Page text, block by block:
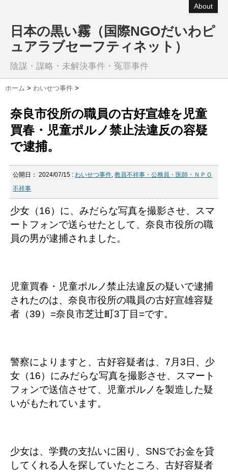
About
日本の黒い霧（国際NGOだいわピ
ュアラブセーフティネット）
陰謀・謀略・未解決事件・冤罪事件
ホーム > わいせつ事件 >
奈良市役所の職員の古好宣雄を児童
買春・児童ポルノ禁止法違反の容疑
で逮捕。
公開日： 2024/07/15 : わいせつ事件, 教員不祥事・公務員・医師・ＮＰＯ
不祥事
少女（16）に、みだらな写真を撮影させ、スマ
ートフォンで送らせたとして、奈良市役所の職
員の男が逮捕されました。
児童買春・児童ポルノ禁止法違反の疑いで逮捕
されたのは、奈良市役所の職員の古好宣雄容疑
者（39）=奈良市芝辻町3丁目=です。
警察によりますと、古好容疑者は、7月3日、少
女（16）にみだらな写真を撮影させ、スマート
フォンで送信させて、児童ポルノを製造した疑
いがもたれています。
少女は、学費の支払いに困り、SNSでお金を貸
してくれる人を探していたところ、古好容疑者